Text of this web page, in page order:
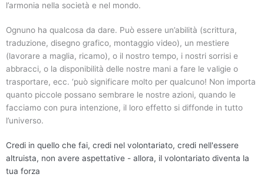
l’armonia nella società e nel mondo.
Ognuno ha qualcosa da dare. Può essere un’abilità (scrittura,
traduzione, disegno grafico, montaggio video), un mestiere
(lavorare a maglia, ricamo), o il nostro tempo, i nostri sorrisi e
abbracci, o la disponibilità delle nostre mani a fare le valigie o
trasportare, ecc. ‘può significare molto per qualcuno! Non importa
quanto piccole possano sembrare le nostre azioni, quando le
facciamo con pura intenzione, il loro effetto si diffonde in tutto
l’universo.
Credi in quello che fai, credi nel volontariato, credi nell'essere
altruista, non avere aspettative - allora, il volontariato diventa la
tua forza